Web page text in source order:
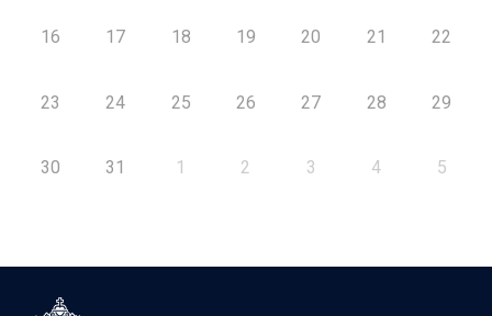
16 17 18 19 20 21 22
23 24 25 26 27 28 29
30 31 1 2 3 4 5